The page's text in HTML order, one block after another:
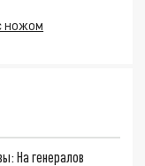
НОЖОМ
На генералов